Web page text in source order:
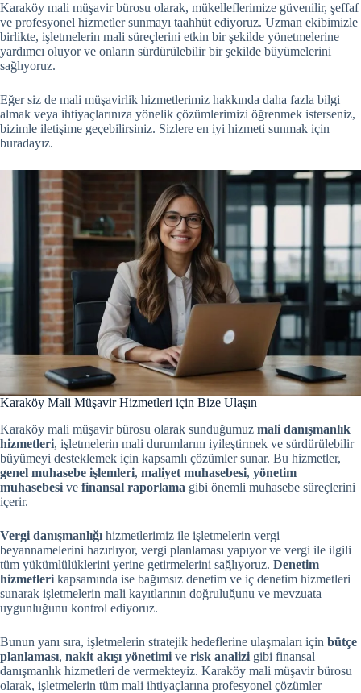
Karaköy mali müşavir bürosu olarak, mükelleflerimize güvenilir, şeffaf
ve profesyonel hizmetler sunmayı taahhüt ediyoruz. Uzman ekibimizle
birlikte, işletmelerin mali süreçlerini etkin bir şekilde yönetmelerine
yardımcı oluyor ve onların sürdürülebilir bir şekilde büyümelerini
sağlıyoruz.
Eğer siz de mali müşavirlik hizmetlerimiz hakkında daha fazla bilgi
almak veya ihtiyaçlarınıza yönelik çözümlerimizi öğrenmek isterseniz,
bizimle iletişime geçebilirsiniz. Sizlere en iyi hizmeti sunmak için
buradayız.
Karaköy Mali Müşavir Hizmetleri için Bize Ulaşın
Karaköy mali müşavir bürosu olarak sunduğumuz mali danışmanlık
hizmetleri, işletmelerin mali durumlarını iyileştirmek ve sürdürülebilir
büyümeyi desteklemek için kapsamlı çözümler sunar. Bu hizmetler,
genel muhasebe işlemleri, maliyet muhasebesi, yönetim
muhasebesi ve finansal raporlama gibi önemli muhasebe süreçlerini
içerir.
Vergi danışmanlığı hizmetlerimiz ile işletmelerin vergi
beyannamelerini hazırlıyor, vergi planlaması yapıyor ve vergi ile ilgili
tüm yükümlülüklerini yerine getirmelerini sağlıyoruz. Denetim
hizmetleri kapsamında ise bağımsız denetim ve iç denetim hizmetleri
sunarak işletmelerin mali kayıtlarının doğruluğunu ve mevzuata
uygunluğunu kontrol ediyoruz.
Bunun yanı sıra, işletmelerin stratejik hedeflerine ulaşmaları için bütçe
planlaması, nakit akışı yönetimi ve risk analizi gibi finansal
danışmanlık hizmetleri de vermekteyiz. Karaköy mali müşavir bürosu
olarak, işletmelerin tüm mali ihtiyaçlarına profesyonel çözümler